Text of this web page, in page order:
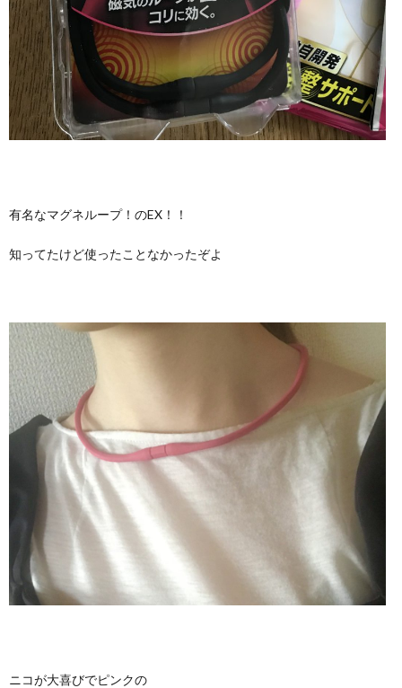
有名なマグネループ！のEX！！
知ってたけど使ったことなかったぞよ
ニコが大喜びでピンクの